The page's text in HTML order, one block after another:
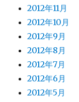
2012年11月
2012年10月
2012年9月
2012年8月
2012年7月
2012年6月
2012年5月